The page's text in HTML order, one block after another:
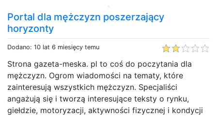
Portal dla mężczyzn poszerzający
horyzonty
Dodano: 10 lat 6 miesięcy temu
Strona gazeta-meska. pl to coś do poczytania dla
mężczyzn. Ogrom wiadomości na tematy, które
zainteresują wszystkich mężczyzn. Specjaliści
angażują się i tworzą interesujące teksty o rynku,
giełdzie, motoryzacji, aktywności fizycznej i kondycji